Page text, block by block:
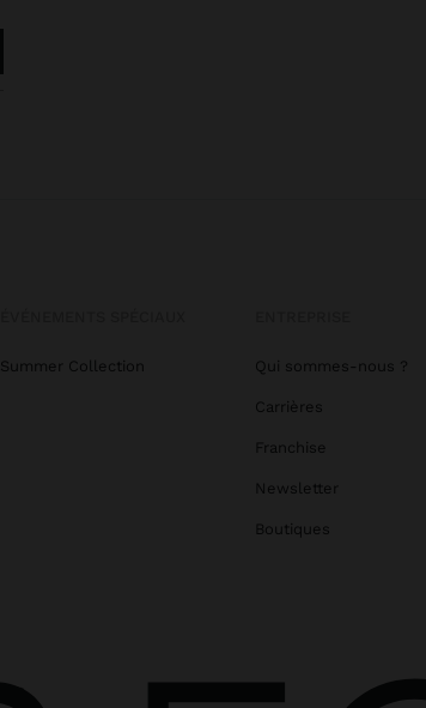
Summer Collection Qui sommes-nous ?
Carrières
Franchise
Newsletter
Boutiques